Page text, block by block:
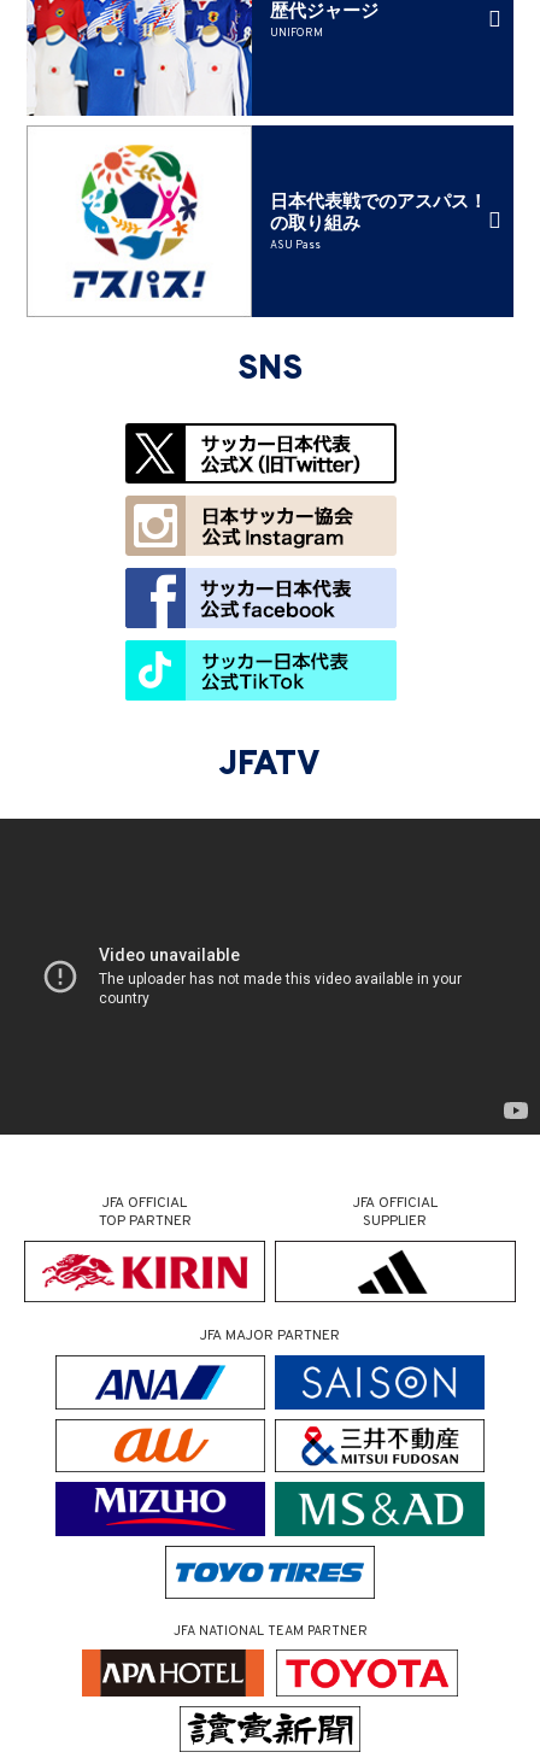
歴代ジャージ
UNIFORM
日本代表戦でのアスパス！
の取り組み
ASU Pass
SNS
JFATV
JFA OFFICIAL
TOP PARTNER
JFA OFFICIAL
SUPPLIER
JFA MAJOR PARTNER
JFA NATIONAL TEAM PARTNER